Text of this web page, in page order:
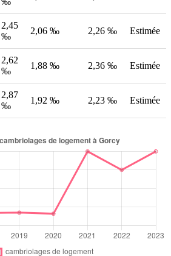
2,45
‰
2,06 ‰ 2,26 ‰ Estimée
2,62
‰
1,88 ‰ 2,36 ‰ Estimée
2,87
‰
1,92 ‰ 2,23 ‰ Estimée